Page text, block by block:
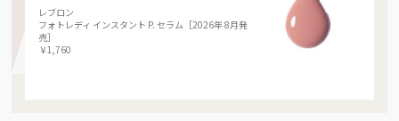
レブロン
フォトレディ インスタント P. セラム［2026年 8月発
売］
￥1,760